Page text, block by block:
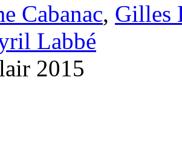
Cabanac, Gilles
Labbé
2015